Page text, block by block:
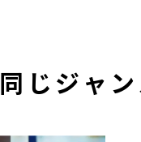
同じジャ